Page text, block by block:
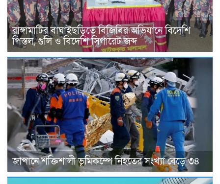
রাঙ্গামাটির বাঘাইছড়িতে বিজিবির অভিযানে বিদেশি
পিস্তল, গুলি ও বিদেশি সিগারেট জব্দ
জাপানে শক্তিশালী ভূমিকম্পে নিহতের সংখ্যা বেড়ে ৩৪